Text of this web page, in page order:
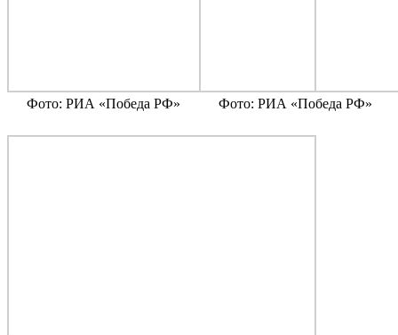
Фото: РИА «Победа РФ» Фото: РИА «Победа РФ»